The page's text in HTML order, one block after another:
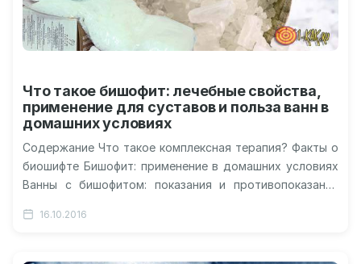
Что такое бишофит: лечебные свойства,
применение для суставов и польза ванн в
домашних условиях
Содержание Что такое комплексная терапия? Факты о
биошифте Бишофит: применение в домашних условиях
Ванны с бишофитом: показания и противопоказания
применение…
16.10.2016